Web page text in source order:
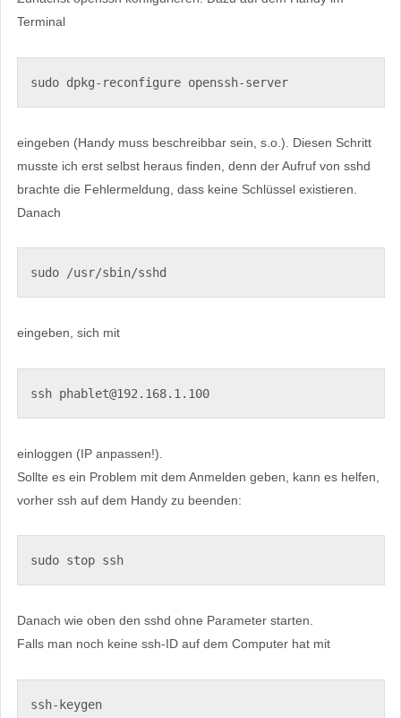
Terminal
sudo dpkg-reconfigure openssh-server
eingeben (Handy muss beschreibbar sein, s.o.). Diesen Schritt
musste ich erst selbst heraus finden, denn der Aufruf von sshd
brachte die Fehlermeldung, dass keine Schlüssel existieren.
Danach
sudo /usr/sbin/sshd
eingeben, sich mit
ssh phablet@192.168.1.100
einloggen (IP anpassen!).
Sollte es ein Problem mit dem Anmelden geben, kann es helfen,
vorher ssh auf dem Handy zu beenden:
sudo stop ssh
Danach wie oben den sshd ohne Parameter starten.
Falls man noch keine ssh-ID auf dem Computer hat mit
ssh-keygen